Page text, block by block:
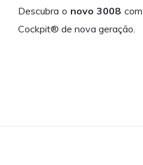
Descubra o novo 3008
Cockpit® de nova geração.